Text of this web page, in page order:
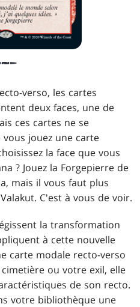
verso, les cartes
deux faces, une de
ces cartes ne se
jouez une carte
la face que vous
? Jouez la Forgepierre de
mais il vous faut plus
C'est à vous de voir.
la transformation
à cette nouvelle
carte modale recto-verso
ou votre exil, elle
de son recto.
votre bibliothèque une